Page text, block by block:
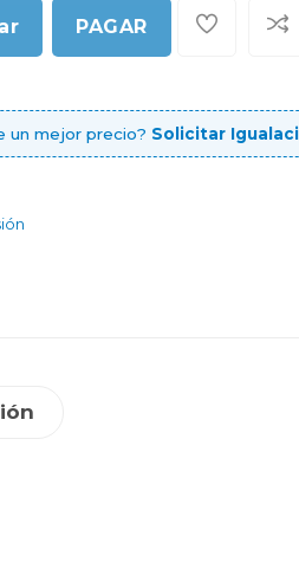
PAGAR
un mejor precio? Solicitar